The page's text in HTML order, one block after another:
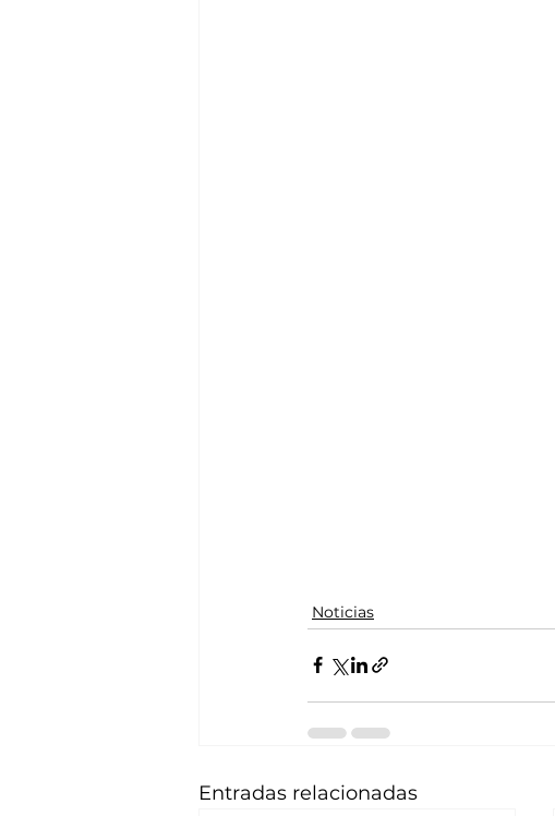
Noticias
Entradas relacionadas